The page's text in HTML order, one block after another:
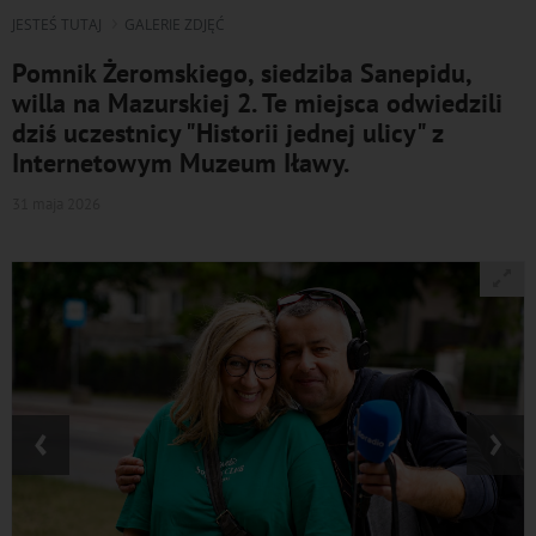
JESTEŚ TUTAJ GALERIE ZDJĘĆ
Pomnik Żeromskiego, siedziba Sanepidu,
willa na Mazurskiej 2. Te miejsca odwiedzili
dziś uczestnicy "Historii jednej ulicy" z
Internetowym Muzeum Iławy.
‹ ›